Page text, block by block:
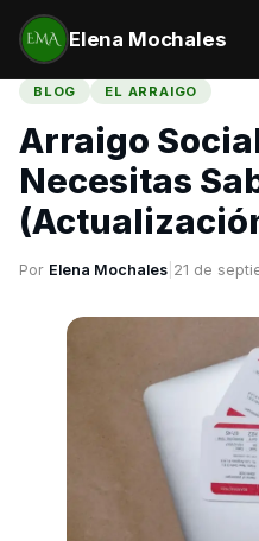
Elena Mochales
BLOG EL ARRAIGO
Arraigo
Necesitas
Por Elena Mochales 21 de